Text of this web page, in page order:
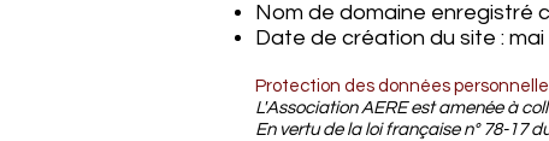
Nom de domaine enregistré
Date de création du site : mai
Protection des données
L'Association AERE est amenée à
En vertu de la loi française n° 78-17